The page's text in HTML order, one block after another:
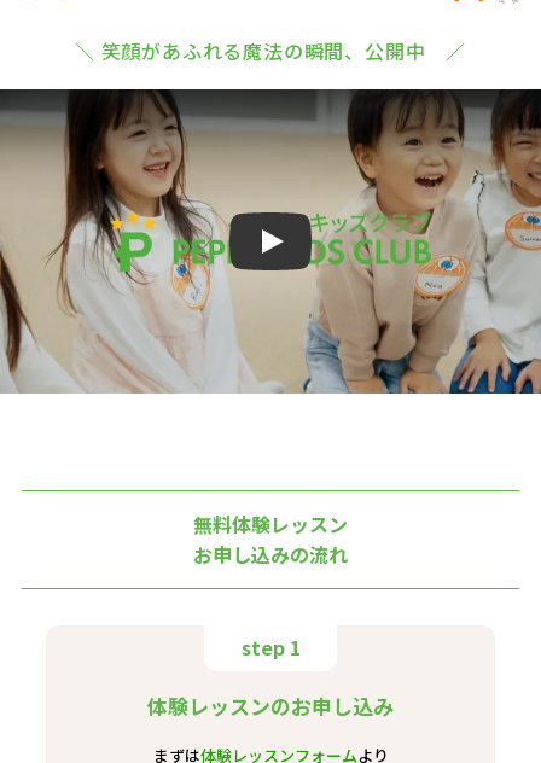
＼ 笑顔があふれる魔法の瞬間、公開中 ／
Play
無料体験レッスン
お申し込みの流れ
step 1
体験レッスンのお申し込み
まずは体験レッスンフォームより